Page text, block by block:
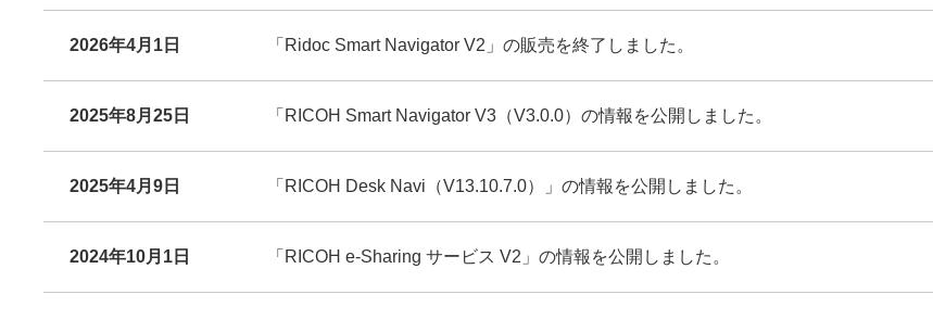
2026年4月1日 「Ridoc Smart Navigator V2」の販売を終了しました。
2025年8月25日 「RICOH Smart Navigator V3（V3.0.0）の情報を公開しました。
2025年4月9日 「RICOH Desk Navi（V13.10.7.0）」の情報を公開しました。
2024年10月1日 「RICOH e-Sharing サービス V2」の情報を公開しました。